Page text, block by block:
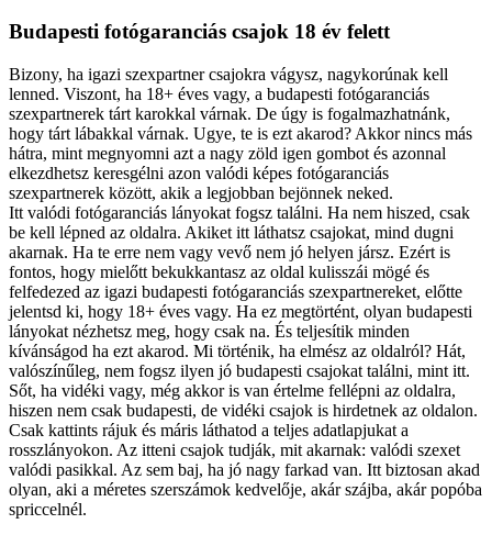
Budapesti fotógaranciás csajok 18 év felett
Bizony, ha igazi szexpartner csajokra vágysz, nagykorúnak kell
lenned. Viszont, ha 18+ éves vagy, a budapesti fotógaranciás
szexpartnerek tárt karokkal várnak. De úgy is fogalmazhatnánk,
hogy tárt lábakkal várnak. Ugye, te is ezt akarod? Akkor nincs más
hátra, mint megnyomni azt a nagy zöld igen gombot és azonnal
elkezdhetsz keresgélni azon valódi képes fotógaranciás
szexpartnerek között, akik a legjobban bejönnek neked.
Itt valódi fotógaranciás lányokat fogsz találni. Ha nem hiszed, csak
be kell lépned az oldalra. Akiket itt láthatsz csajokat, mind dugni
akarnak. Ha te erre nem vagy vevő nem jó helyen jársz. Ezért is
fontos, hogy mielőtt bekukkantasz az oldal kulisszái mögé és
felfedezed az igazi budapesti fotógaranciás szexpartnereket, előtte
jelentsd ki, hogy 18+ éves vagy. Ha ez megtörtént, olyan budapesti
lányokat nézhetsz meg, hogy csak na. És teljesítik minden
kívánságod ha ezt akarod. Mi történik, ha elmész az oldalról? Hát,
valószínűleg, nem fogsz ilyen jó budapesti csajokat találni, mint itt.
Sőt, ha vidéki vagy, még akkor is van értelme fellépni az oldalra,
hiszen nem csak budapesti, de vidéki csajok is hirdetnek az oldalon.
Csak kattints rájuk és máris láthatod a teljes adatlapjukat a
rosszlányokon. Az itteni csajok tudják, mit akarnak: valódi szexet
valódi pasikkal. Az sem baj, ha jó nagy farkad van. Itt biztosan akad
olyan, aki a méretes szerszámok kedvelője, akár szájba, akár popóba
spriccelnél.